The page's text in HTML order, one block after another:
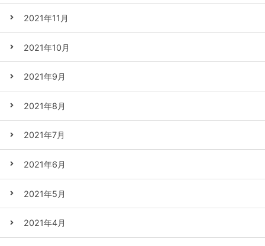
2021年11月
2021年10月
2021年9月
2021年8月
2021年7月
2021年6月
2021年5月
2021年4月